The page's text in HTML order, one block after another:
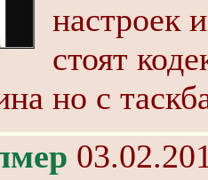
настроек
стоят
но с